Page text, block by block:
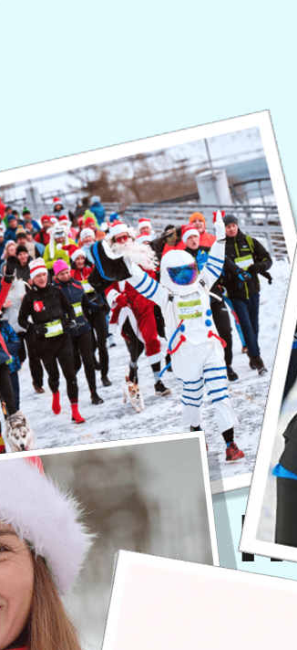
О ПРОЕКТЕ
Твой
в